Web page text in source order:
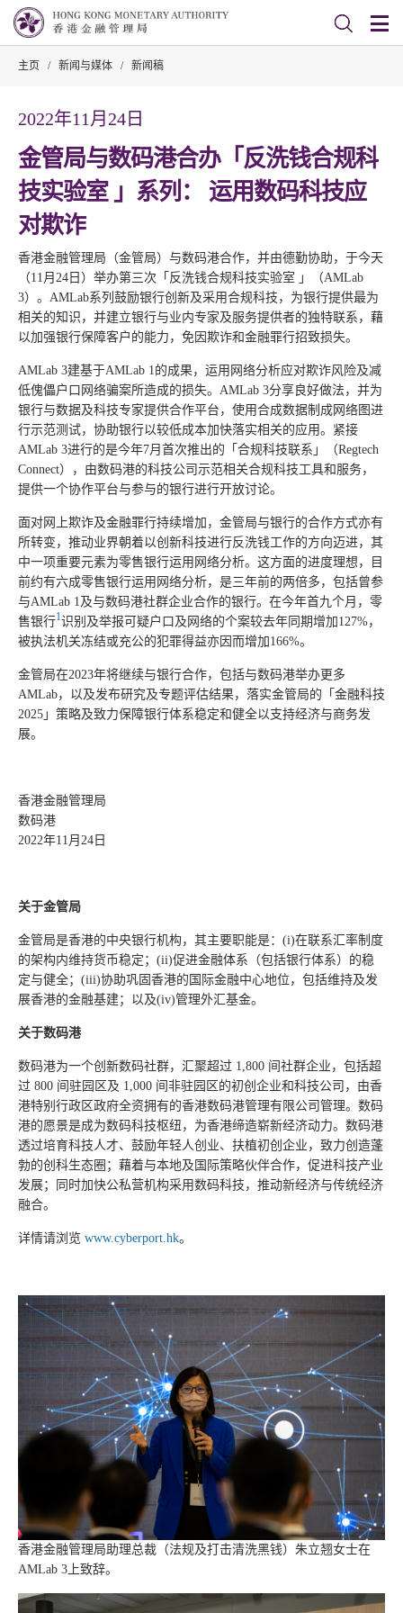
主页 / 新闻与媒体 / 新闻稿
2022年11月24日
金管局与数码港合办「反洗钱合规科
技实验室 」系列： 运用数码科技应
对欺诈
香港金融管理局（金管局）与数码港合作，并由德勤协助，于今天
（11月24日）举办第三次「反洗钱合规科技实验室 」（AMLab
3）。AMLab系列鼓励银行创新及采用合规科技，为银行提供最为
相关的知识，并建立银行与业内专家及服务提供者的独特联系，藉
以加强银行保障客户的能力，免因欺诈和金融罪行招致损失。
AMLab 3建基于AMLab 1的成果，运用网络分析应对欺诈风险及减
低傀儡户口网络骗案所造成的损失。AMLab 3分享良好做法，并为
银行与数据及科技专家提供合作平台，使用合成数据制成网络图进
行示范测试，协助银行以较低成本加快落实相关的应用。紧接
AMLab 3进行的是今年7月首次推出的「合规科技联系」（Regtech
Connect），由数码港的科技公司示范相关合规科技工具和服务，
提供一个协作平台与参与的银行进行开放讨论。
面对网上欺诈及金融罪行持续增加，金管局与银行的合作方式亦有
所转变，推动业界朝着以创新科技进行反洗钱工作的方向迈进，其
中一项重要元素为零售银行运用网络分析。这方面的进度理想，目
前约有六成零售银行运用网络分析，是三年前的两倍多，包括曾参
与AMLab 1及与数码港社群企业合作的银行。在今年首九个月，零
售银行1识别及举报可疑户口及网络的个案较去年同期增加127%，
被执法机关冻结或充公的犯罪得益亦因而增加166%。
金管局在2023年将继续与银行合作，包括与数码港举办更多
AMLab，以及发布研究及专题评估结果，落实金管局的「金融科技
2025」策略及致力保障银行体系稳定和健全以支持经济与商务发
展。
香港金融管理局
数码港
2022年11月24日
关于金管局
金管局是香港的中央银行机构，其主要职能是：(i)在联系汇率制度
的架构内维持货币稳定；(ii)促进金融体系（包括银行体系）的稳
定与健全；(iii)协助巩固香港的国际金融中心地位，包括维持及发
展香港的金融基建；以及(iv)管理外汇基金。
关于数码港
数码港为一个创新数码社群，汇聚超过 1,800 间社群企业，包括超
过 800 间驻园区及 1,000 间非驻园区的初创企业和科技公司，由香
港特别行政区政府全资拥有的香港数码港管理有限公司管理。数码
港的愿景是成为数码科技枢纽，为香港缔造崭新经济动力。数码港
透过培育科技人才、鼓励年轻人创业、扶植初创企业，致力创造蓬
勃的创科生态圈；藉着与本地及国际策略伙伴合作，促进科技产业
发展；同时加快公私营机构采用数码科技，推动新经济与传统经济
融合。
详情请浏览 www.cyberport.hk。
香港金融管理局助理总裁（法规及打击清洗黑钱）朱立翘女士在
AMLab 3上致辞。